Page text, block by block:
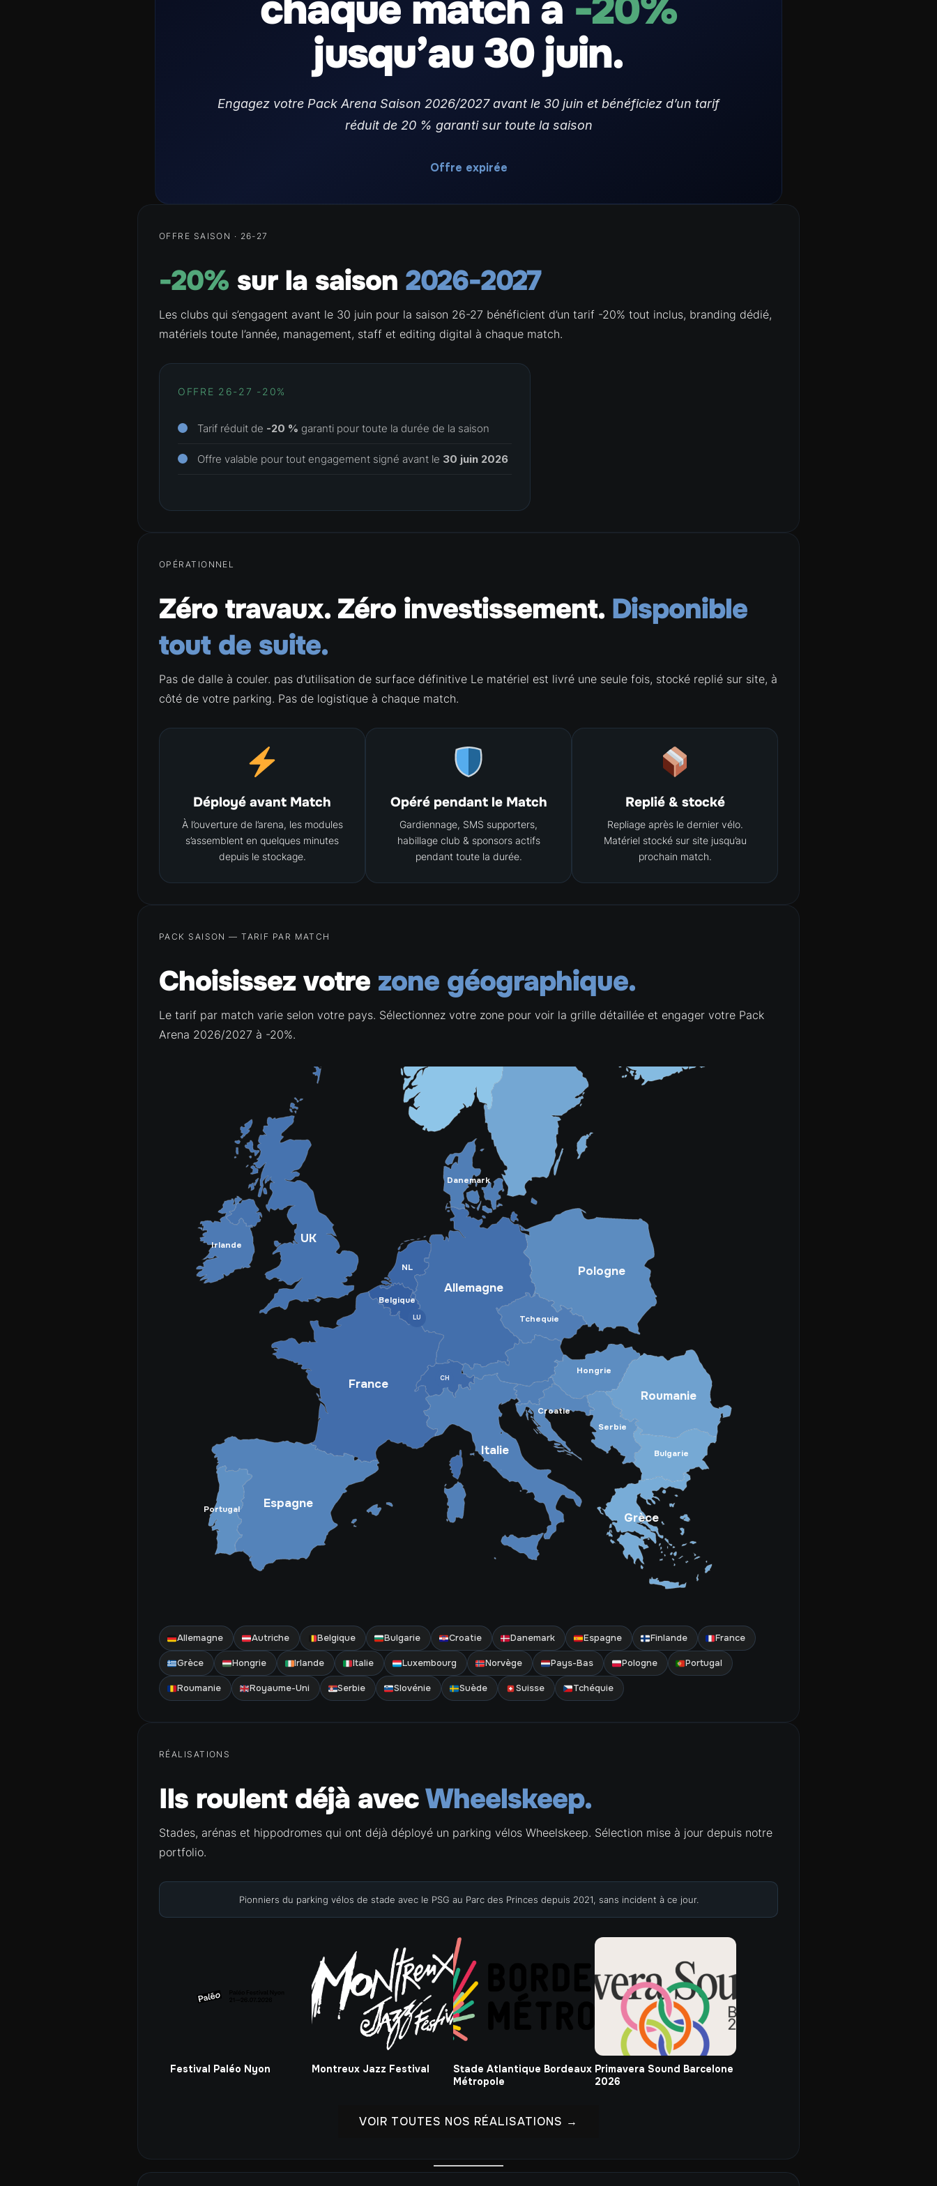
jusqu’au 30 juin.
Engagez votre Pack Arena Saison 2026/2027 avant le 30 juin et bénéficiez d’un tarif
réduit de 20 % garanti sur toute la saison
Offre expirée
OFFRE SAISON · 26-27
-20% sur la saison 2026-2027
Les clubs qui s’engagent avant le 30 juin pour la saison 26-27 bénéficient d’un tarif -20% tout inclus, branding dédié,
matériels toute l’année, management, staff et editing digital à chaque match.
OFFRE 26-27 -20%
Tarif réduit de -20 % garanti pour toute la durée de la saison
Offre valable pour tout engagement signé avant le 30 juin 2026
OPÉRATIONNEL
Zéro travaux. Zéro investissement. Disponible
tout de suite.
Pas de dalle à couler. pas d’utilisation de surface définitive Le matériel est livré une seule fois, stocké replié sur site, à
côté de votre parking. Pas de logistique à chaque match.
Déployé avant Match
À l’ouverture de l’arena, les modules
s’assemblent en quelques minutes
depuis le stockage.
Opéré pendant le Match
Gardiennage, SMS supporters,
habillage club & sponsors actifs
pendant toute la durée.
Replié & stocké
Repliage après le dernier vélo.
Matériel stocké sur site jusqu’au
prochain match.
PACK SAISON — TARIF PAR MATCH
Choisissez votre zone géographique.
Le tarif par match varie selon votre pays. Sélectionnez votre zone pour voir la grille détaillée et engager votre Pack
Arena 2026/2027 à -20%.
UK
Suède
Espagne
Serbie
Roumanie
Portugal
Pologne
Norvège
NL
Italie
Irlande
Hongrie
Grèce
Allemagne
France
Danemark
Tchequie
Croatie
Bulgarie
Belgique
LU
CH
Allemagne Autriche Belgique Bulgarie Croatie Danemark Espagne Finlande France
Grèce Hongrie Irlande Italie Luxembourg Norvège Pays-Bas Pologne Portugal
Roumanie Royaume-Uni Serbie Slovénie Suède Suisse Tchéquie
RÉALISATIONS
Ils roulent déjà avecWheelskeep.
Stades, arénas et hippodromes qui ont déjà déployé un parking vélos Wheelskeep. Sélection mise à jour depuis notre
portfolio.
Pionniers du parking vélos de stade avec le PSG au Parc des Princes depuis 2021, sans incident à ce jour.
Festival Paléo Nyon Montreux Jazz Festival
Stade Atlantique Bordeaux
Métropole
Primavera Sound Barcelone
2026
VOIR TOUTES NOS RÉALISATIONS →